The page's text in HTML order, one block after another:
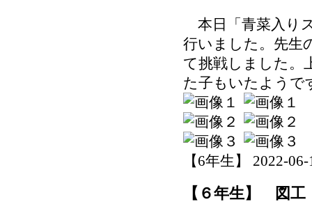
本日「青菜入り
行いました。先生
て挑戦しました。
た子もいたようで
【6年生】 2022-
【６年生】 図工